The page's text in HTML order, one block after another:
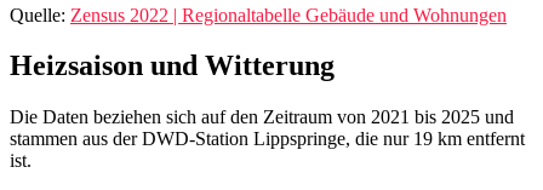
Quelle: Zensus 2022 | Regionaltabelle Gebäude und Wohnungen
Heizsaison und Witterung
Die Daten beziehen sich auf den Zeitraum von 2021 bis 2025 und
stammen aus der DWD‑Station Lippspringe, die nur 19 km entfernt
ist.